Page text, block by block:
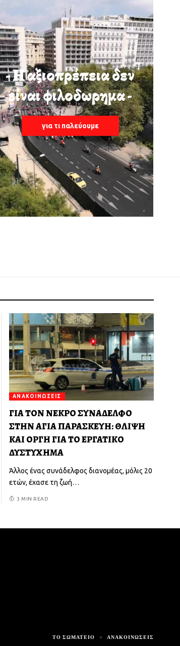
- Η αξιοπρέπεια δεν
είναι φιλοδωρημα -
για τι παλεύουμε
ΑΝΑΚΟΙΝΏΣΕΙΣ
ΓΙΑ ΤΟΝ ΝΕΚΡΟ ΣΥΝΑΔΕΛΦΟ
ΣΤΗΝ ΑΓΙΑ ΠΑΡΑΣΚΕΥΗ: ΘΛΙΨΗ
ΚΑΙ ΟΡΓΗ ΓΙΑ ΤΟ ΕΡΓΑΤΙΚΟ
ΔΥΣΤΥΧΗΜΑ
Άλλος ένας συνάδελφος διανομέας, μόλις 20
ετών, έχασε τη ζωή…
3 MIN READ
ΤΟ ΣΩΜΑΤΕΊΟ ΑΝΑΚΟΙΝΏΣΕΙΣ